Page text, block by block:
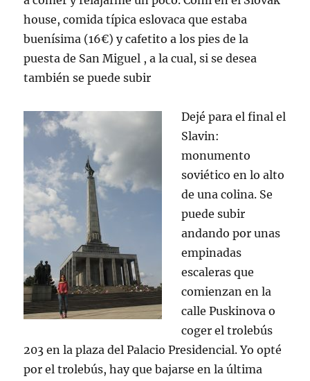
house, comida típica eslovaca que estaba
buenísima (16€) y cafetito a los pies de la
puesta de San Miguel , a la cual, si se desea
también se puede subir
Dejé para el final el
Slavin:
monumento
soviético en lo alto
de una colina. Se
puede subir
andando por unas
empinadas
escaleras que
comienzan en la
calle Puskinova o
coger el trolebús
203 en la plaza del Palacio Presidencial. Yo opté
por el trolebús, hay que bajarse en la última